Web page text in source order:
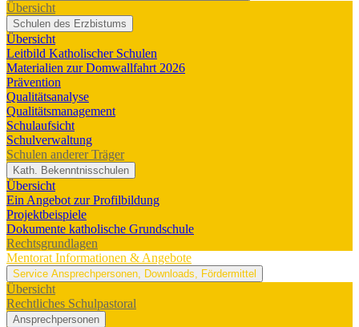
Übersicht
Schulen des Erzbistums
Übersicht
Leitbild Katholischer Schulen
Materialien zur Domwallfahrt 2026
Prävention
Qualitätsanalyse
Qualitätsmanagement
Schulaufsicht
Schulverwaltung
Schulen anderer Träger
Kath. Bekenntnisschulen
Übersicht
Ein Angebot zur Profilbildung
Projektbeispiele
Dokumente katholische Grundschule
Rechtsgrundlagen
Mentorat Informationen & Angebote
Service Ansprechpersonen, Downloads, Fördermittel
Übersicht
Rechtliches Schulpastoral
Ansprechpersonen